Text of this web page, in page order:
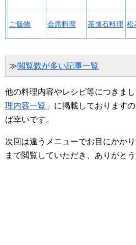
ご飯物 会席料理 茶懐石料理 松
≫閲覧数が多い記事一覧
他の料理内容やレシピ等につきま
理内容一覧 」に掲載しております
ば幸いです。
次回は違うメニューでお目にかか
まで閲覧していただき、ありがとう